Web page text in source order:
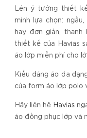
Lên ý tưởng thiết
mình lựa chọn:
hay đơn giản,
thiết kế của Havias
áo lớp miễn phí cho
Kiểu dáng áo đa
của form áo lớp polo
Hãy liên hệ Havias
áo đồng phục lớp và